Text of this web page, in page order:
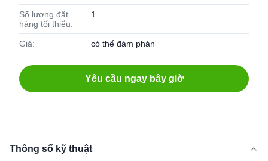
Số lượng đặt
hàng tối thiểu:
1
Giá: có thể đàm phán
Yêu cầu ngay bây giờ
Thông số kỹ thuật